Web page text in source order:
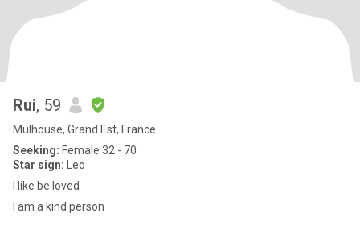
Rui, 59
Mulhouse, Grand Est, France
Seeking: Female 32 - 70
Star sign: Leo
I like be loved
I am a kind person